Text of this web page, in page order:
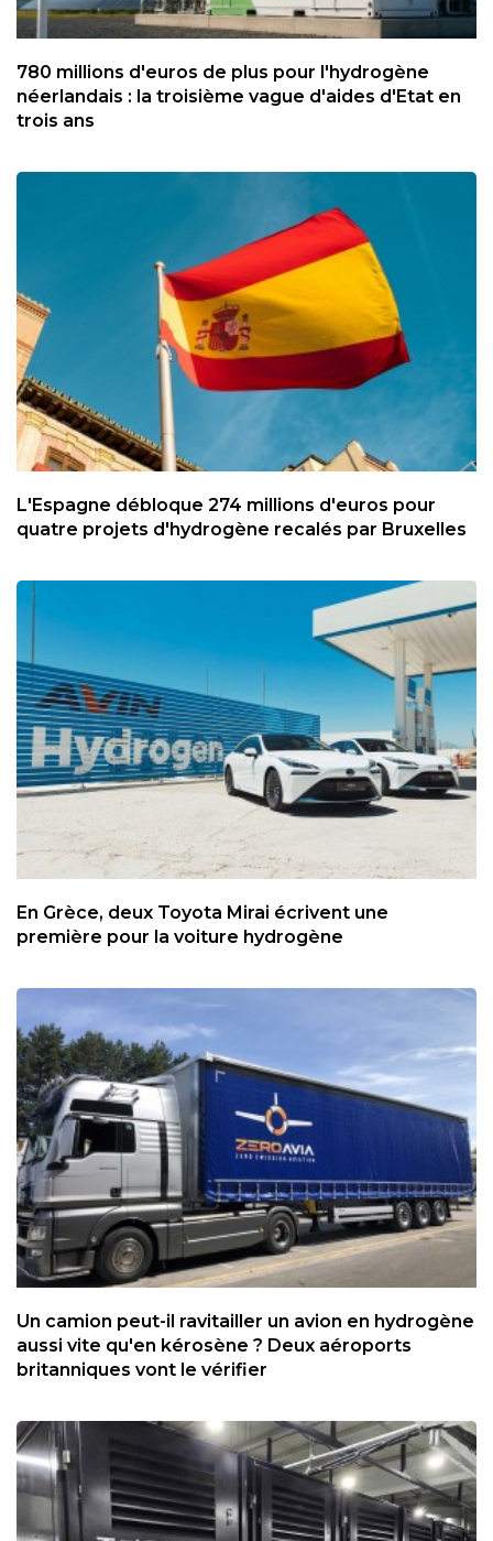
780 millions d'euros de plus pour l'hydrogène
néerlandais : la troisième vague d'aides d'Etat en
trois ans
L'Espagne débloque 274 millions d'euros pour
quatre projets d'hydrogène recalés par Bruxelles
En Grèce, deux Toyota Mirai écrivent une
première pour la voiture hydrogène
Un camion peut-il ravitailler un avion en hydrogène
aussi vite qu'en kérosène ? Deux aéroports
britanniques vont le vérifier